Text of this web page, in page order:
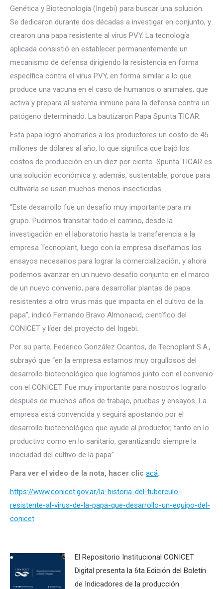
Genética y Biotecnología (Ingebi) para buscar una solución.
Se dedicaron durante dos décadas a investigar en conjunto, y
crearon una papa resistente al virus PVY. La tecnología
aplicada consistió en establecer permanentemente un
mecanismo de defensa dirigiendo la resistencia en forma
específica contra el virus PVY, en forma similar a lo que
produce una vacuna en el caso de humanos o animales, que
activa y prepara al sistema inmune para la defensa contra un
patógeno determinado. La bautizaron Papa Spunta TICAR.
Esta papa logró ahorrarles a los productores un costo de 45
millones de dólares al año, lo que significa que bajó los
costos de producción en un diez por ciento. Spunta TICAR es
una solución económica y, además, sustentable, porque para
cultivarla se usan muchos menos insecticidas.
“Este desarrollo fue un desafío muy importante para mi
grupo. Pudimos transitar todo el camino, desde la
investigación en el laboratorio hasta la transferencia a la
empresa Tecnoplant, luego con la empresa diseñamos los
ensayos necesarios para lograr la comercialización, y ahora
podemos avanzar en un nuevo desafío conjunto en el marco
de un nuevo convenio, para desarrollar plantas de papa
resistentes a otro virus más que impacta en el cultivo de la
papa”, indicó Fernando Bravo Almonacid, científico del
CONICET y líder del proyecto del Ingebi.
Por su parte, Federico González Ocantos, de Tecnoplant S.A.,
subrayó que “en la empresa estamos muy orgullosos del
desarrollo biotecnológico que logramos junto con el convenio
con el CONICET. Fue muy importante para nosotros lograrlo
después de muchos años de trabajo, pruebas y ensayos. La
empresa está convencida y seguirá apostando por el
desarrollo biotecnológico que ayude al productor, tanto en lo
productivo como en lo sanitario, garantizando siempre la
inocuidad del cultivo de la papa”.
Para ver el video de la nota, hacer clic acá.
https://www.conicet.gov.ar/la-historia-del-tuberculo-
resistente-al-virus-de-la-papa-que-desarrollo-un-equipo-del-
conicet
El Repositorio Institucional CONICET
Digital presenta la 6ta Edición del Boletín
de Indicadores de la producción